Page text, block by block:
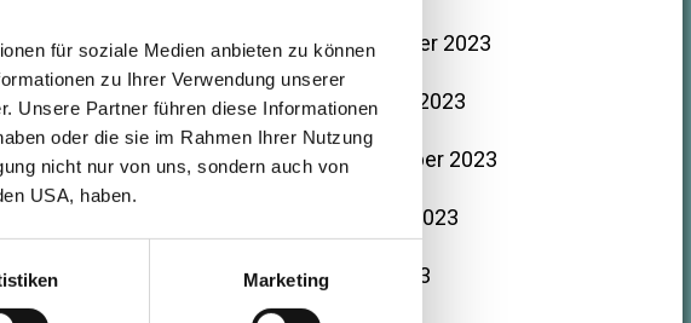
für soziale Medien anbieten zu können
zu Ihrer Verwendung unserer
Unsere Partner führen diese Informationen
oder die sie im Rahmen Ihrer Nutzung
nicht nur von uns, sondern auch von
USA, haben.
Marketing
November 2023
Oktober 2023
September 2023
August 2023
Juni 2023